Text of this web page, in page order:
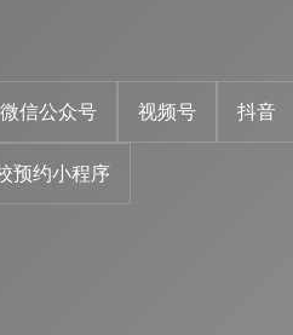
微信公众号 视频号 抖音
预约小程序